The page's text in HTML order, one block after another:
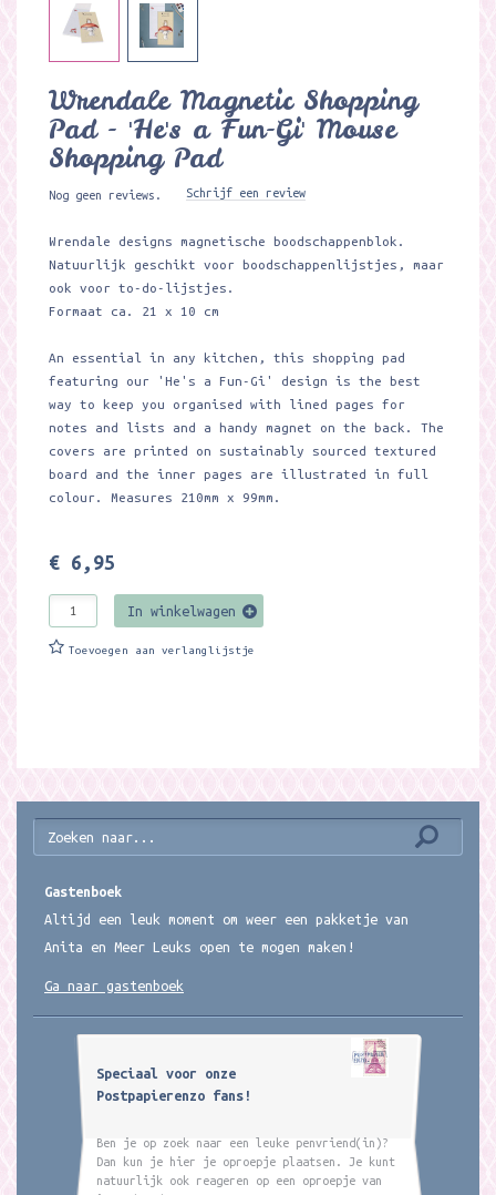
Wrendale Magnetic Shopping
Pad - 'He's a Fun-Gi' Mouse
Shopping Pad
Nog geen reviews. Schrijf een review
Wrendale designs magnetische boodschappenblok.
Natuurlijk geschikt voor boodschappenlijstjes, maar
ook voor to-do-lijstjes.
Formaat ca. 21 x 10 cm
An essential in any kitchen, this shopping pad
featuring our 'He's a Fun-Gi' design is the best
way to keep you organised with lined pages for
notes and lists and a handy magnet on the back. The
covers are printed on sustainably sourced textured
board and the inner pages are illustrated in full
colour. Measures 210mm x 99mm.
€ 6,95
In winkelwagen
Toevoegen aan verlanglijstje
Gastenboek
Altijd een leuk moment om weer een pakketje van
Anita en Meer Leuks open te mogen maken!
Ga naar gastenboek
Speciaal voor onze
Postpapierenzo fans!
Ben je op zoek naar een leuke penvriend(in)?
Dan kun je hier je oproepje plaatsen. Je kunt
natuurlijk ook reageren op een oproepje van